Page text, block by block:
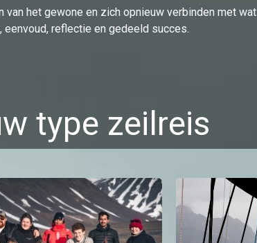
van het gewone en zich opnieuw verbinden met wat
eenvoud, reflectie en gedeeld succes.
type zeilreis